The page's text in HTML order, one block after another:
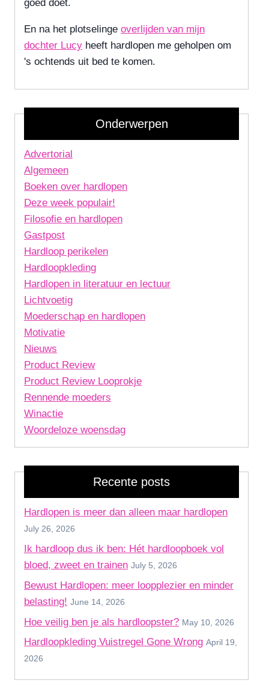
goed doet.
En na het plotselinge overlijden van mijn
dochter Lucy heeft hardlopen me geholpen om
's ochtends uit bed te komen.
Onderwerpen
Advertorial
Algemeen
Boeken over hardlopen
Deze week populair!
Filosofie en hardlopen
Gastpost
Hardloop perikelen
Hardloopkleding
Hardlopen in literatuur en lectuur
Lichtvoetig
Moederschap en hardlopen
Motivatie
Nieuws
Product Review
Product Review Looprokje
Rennende moeders
Winactie
Woordeloze woensdag
Recente posts
Hardlopen is meer dan alleen maar hardlopen
July 26, 2026
Ik hardloop dus ik ben: Hét hardloopboek vol
bloed, zweet en trainen July 5, 2026
Bewust Hardlopen: meer loopplezier en minder
belasting! June 14, 2026
Hoe veilig ben je als hardloopster? May 10, 2026
Hardloopkleding Vuistregel Gone Wrong April 19,
2026